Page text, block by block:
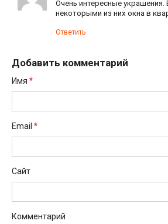
Очень интересные
некоторыми из них окна в
Ответить
Добавить комментарий
Имя *
Email *
Сайт
Комментарий